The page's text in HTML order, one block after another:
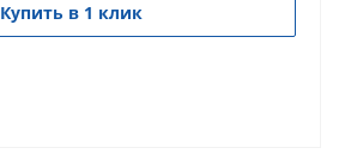
Купить в 1 клик